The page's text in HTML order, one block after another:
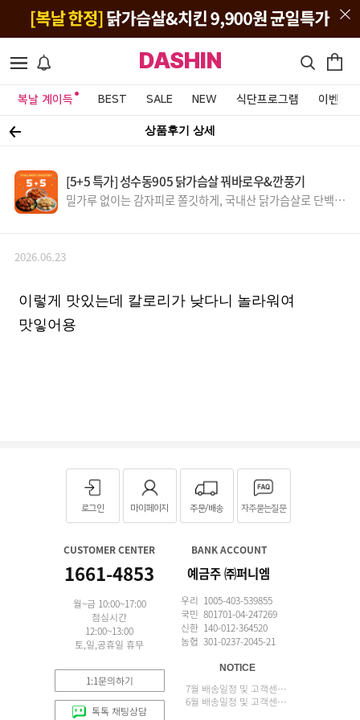
DASHIN
복날 계이득 BEST SALE NEW 식단프로그램 이벤트&
상품후기 상세
[5+5 특가] 성수동905 닭가슴살 꿔바로우&깐풍기
밀가루 없이는 감자피로 쫄깃하게, 국내산 닭가슴살로 단백질
2026.06.23
이렇게 맛있는데 칼로리가 낮다니 놀라워여
맛잏어용
로그인 마이페이지 주문/배송 자주묻는질문
CUSTOMER CENTER
1661-4853
월~금 10:00~17:00
점심시간
12:00~13:00
토,일,공휴일 휴무
1:1문의하기
톡톡 채팅상담
BANK ACCOUNT
예금주 ㈜퍼니엠
우리 1005-403-539855
국민 801701-04-247269
신한 140-012-364520
농협 301-0237-2045-21
NOTICE
7월 배송일정 및 고객센터 업무 안내
6월 배송일정 및 고객센터 업무 안내